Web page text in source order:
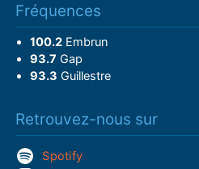
Fréquences
100.2Embrun
93.7 Gap
93.3 Guillestre
Retrouvez-nous sur
Spotify